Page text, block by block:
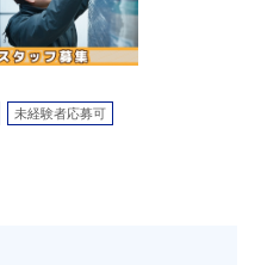
未経験者応募可